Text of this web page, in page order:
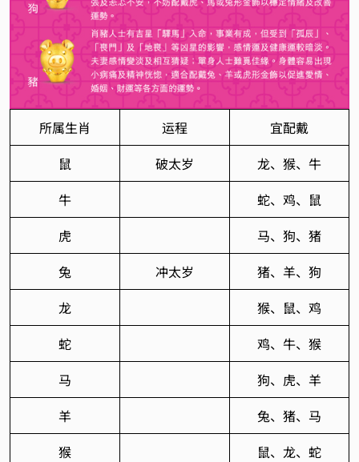
所属生肖 运程
宜配戴
鼠
破太岁
龙、猴、牛
牛
蛇、鸡、鼠
虎
马、狗、猪
兔
冲太岁
猪、羊、狗
龙
猴、鼠、鸡
蛇
鸡、牛、猴
马
狗、虎、羊
羊
兔、猪、马
猴
鼠、龙、蛇